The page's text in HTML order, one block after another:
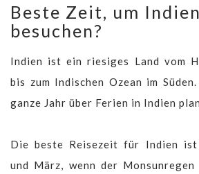
Beste Zeit, um
besuchen?
Indien ist ein riesiges Land vom
bis zum Indischen Ozean im
ganze Jahr über Ferien in Indien
Die beste Reisezeit für Indien ist
und März, wenn der